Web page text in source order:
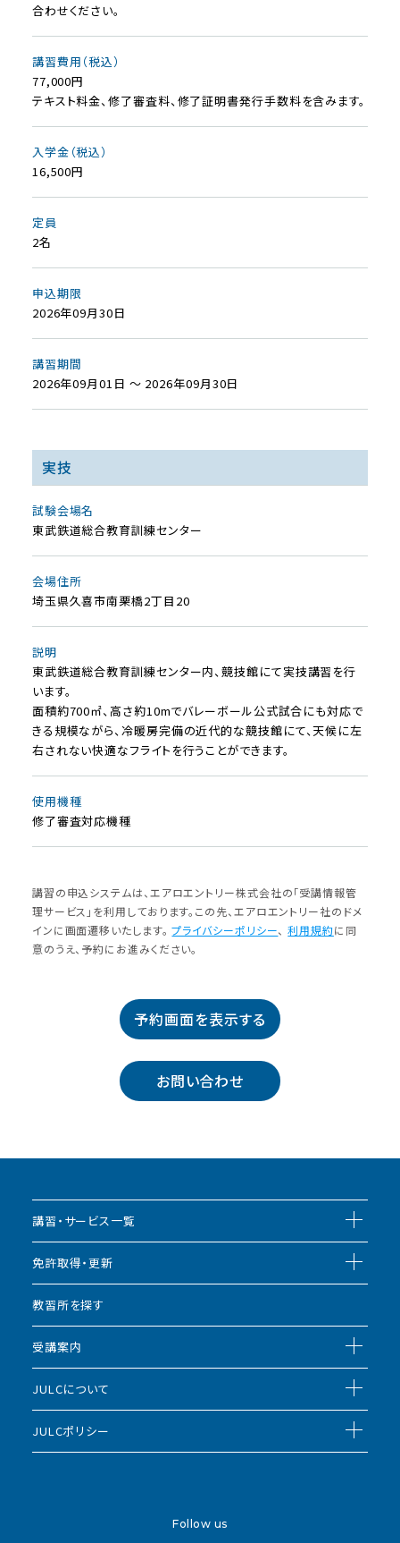
合わせください。
講習費用（税込）
77,000円
テキスト料金、修了審査料、修了証明書発行手数料を含みます。
入学金（税込）
16,500円
定員
2名
申込期限
2026年09月30日
講習期間
2026年09月01日 ～ 2026年09月30日
実技
試験会場名
東武鉄道総合教育訓練センター
会場住所
埼玉県久喜市南栗橋2丁目20
説明
東武鉄道総合教育訓練センター内、競技館にて実技講習を行
います。
面積約700㎡、高さ約10mでバレーボール公式試合にも対応で
きる規模ながら、冷暖房完備の近代的な競技館にて、天候に左
右されない快適なフライトを行うことができます。
使⽤機種
修了審査対応機種
講習の申込システムは、エアロエントリー株式会社の「受講情報管
理サービス」を利⽤しております。この先、エアロエントリー社のドメ
インに画⾯遷移いたします。 プライバシーポリシー、利⽤規約に同
意のうえ、予約にお進みください。
予約画面を表示する
お問い合わせ
講習・サービス一覧
免許取得・更新
教習所を探す
受講案内
JULCについて
JULCポリシー
Follow us